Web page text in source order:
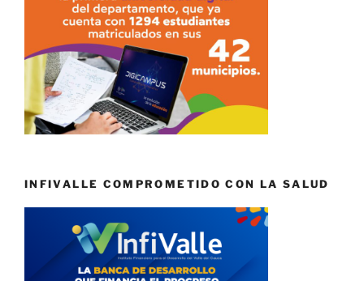
INFIVALLE COMPROMETIDO CON LA SALUD